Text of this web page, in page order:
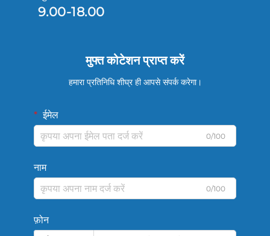
9.00-18.00
मुफ्त कोटेशन प्राप्त करें
हमारा प्रतिनिधि शीघ्र ही आपसे संपर्क करेगा।
ईमेल
0/100
नाम
0/100
फ़ोन